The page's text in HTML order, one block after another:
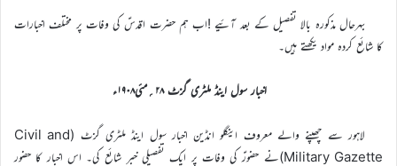
بہرحال مذکورہ بالا تفصیل کے بعد آئیے !اب ہم حضرت اقدسؑ کی وفات پر مختلف اخبارات
کا شائع کردہ مواد یکھتے ہیں۔
اخبار سول اینڈ ملٹری گزٹ ۲۸؍مئی۱۹۰۸ء
لاہور سے چھپنے والے معروف اینگلو انڈین اخبار سول اینڈ ملٹری گزٹ (Civil and
Military Gazette)نے حضورؑ کی وفات پر ایک تفصیلی خبر شائع کی۔ اس اخبار کا حضور